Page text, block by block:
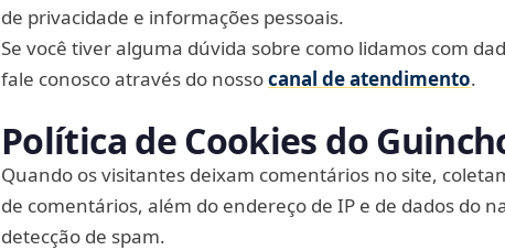
de privacidade e informações pessoais.
Se você tiver alguma dúvida sobre como lidamos com
fale conosco através do nossocanal de atendimento.
Política de Cookies do
Quando os visitantes deixam comentários no site,
de comentários, além do endereço de IP e de dados do
detecção de spam.